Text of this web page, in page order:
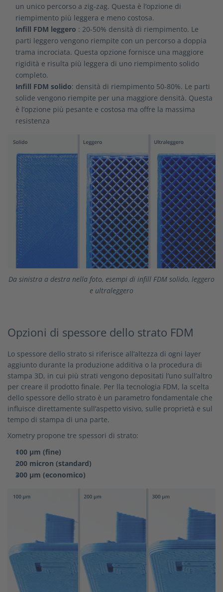
un unico percorso a zig-zag. Questa è l’opzione di
riempimento più leggera e meno costosa.
Infill FDM leggero : 20-50% densità di riempimento. Le
parti leggero vengono riempite con un percorso a doppia
trama incrociata. Questa opzione fornisce una maggiore
rigidità e risulta più leggera di uno riempimento solido
completo.
Infill FDM solido: densità di riempimento 50-80%. Le parti
solide vengono riempite per una maggiore densità. Questa
è l’opzione più pesante e costosa ma offre la massima
resistenza
Da sinistra a destra nella foto, esempi di infill FDM solido, leggero
e ultraleggero
Opzioni di spessore dello strato FDM
Lo spessore dello strato si riferisce all’altezza di ogni layer
aggiunto durante la produzione additiva o la procedura di
stampa 3D, in cui più strati vengono depositati l’uno sull’altro
per creare il prodotto finale. Per lla tecnologia FDM, la scelta
dello spessore dello strato è un parametro fondamentale che
influisce direttamente sull’aspetto visivo, sulle proprietà e sul
tempo di stampa di una parte.
Xometry propone tre spessori di strato:
100 µm (fine)
200 micron (standard)
300 µm (economico)